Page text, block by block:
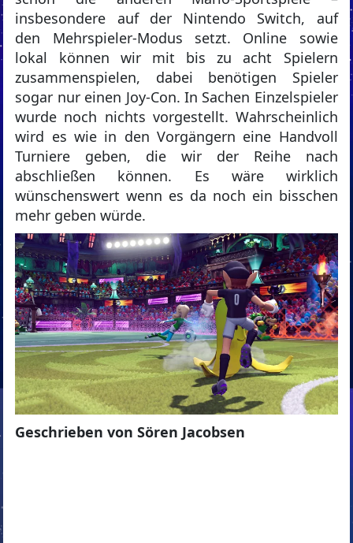
insbesondere auf der Nintendo Switch, auf
den Mehrspieler-Modus setzt. Online sowie
lokal können wir mit bis zu acht Spielern
zusammenspielen, dabei benötigen Spieler
sogar nur einen Joy-Con. In Sachen Einzelspieler
wurde noch nichts vorgestellt. Wahrscheinlich
wird es wie in den Vorgängern eine Handvoll
Turniere geben, die wir der Reihe nach
abschließen können. Es wäre wirklich
wünschenswert wenn es da noch ein bisschen
mehr geben würde.
Geschrieben von Sören Jacobsen